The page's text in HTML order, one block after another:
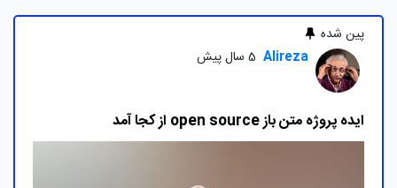
پین شده
Alireza 5 سال پیش
ایده پروژه متن باز open source از کجا آمد